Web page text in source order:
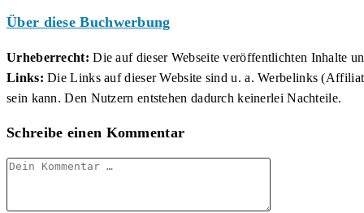
Über diese Buchwerbung
Urheberrecht: Die auf dieser Webseite veröffentlichten Inhalte
Links: Die Links auf dieser Website sind u. a. Werbelinks
sein kann. Den Nutzern entstehen dadurch keinerlei Nachteile.
Schreibe einen Kommentar
Kommentar